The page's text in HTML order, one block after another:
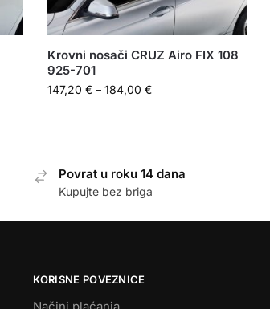
Krovni nosači CRUZ Airo FIX 108
925-701
147,20 € – 184,00 €
Povrat u roku 14 dana
Kupujte bez briga
KORISNE POVEZNICE